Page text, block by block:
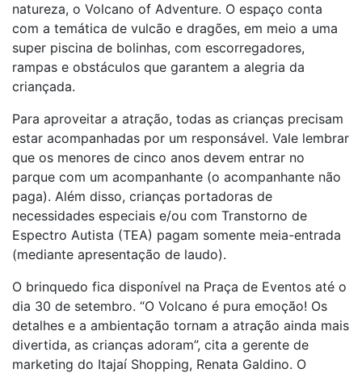
natureza, o Volcano of Adventure. O espaço conta
com a temática de vulcão e dragões, em meio a uma
super piscina de bolinhas, com escorregadores,
rampas e obstáculos que garantem a alegria da
criançada.
Para aproveitar a atração, todas as crianças precisam
estar acompanhadas por um responsável. Vale lembrar
que os menores de cinco anos devem entrar no
parque com um acompanhante (o acompanhante não
paga). Além disso, crianças portadoras de
necessidades especiais e/ou com Transtorno de
Espectro Autista (TEA) pagam somente meia-entrada
(mediante apresentação de laudo).
O brinquedo fica disponível na Praça de Eventos até o
dia 30 de setembro. “O Volcano é pura emoção! Os
detalhes e a ambientação tornam a atração ainda mais
divertida, as crianças adoram”, cita a gerente de
marketing do Itajaí Shopping, Renata Galdino. O